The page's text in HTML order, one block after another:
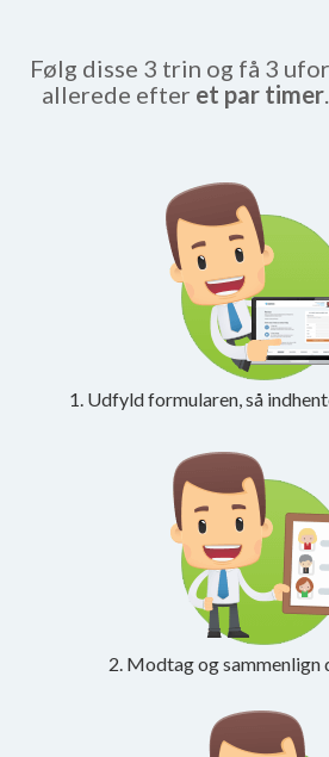
Følg disse 3 trin og få 3
allerede efter et par timer
1. Udfyld formularen, så
2. Modtag og sammenlign